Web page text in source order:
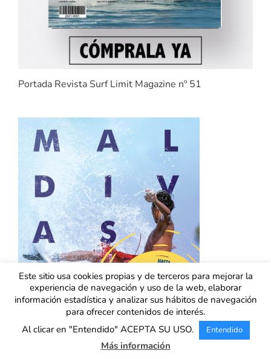
Portada Revista Surf Limit Magazine nº 51
Este sitio usa cookies propias y de terceros para mejorar la
experiencia de navegación y uso de la web, elaborar
información estadística y analizar sus hábitos de navegación
para ofrecer contenidos de interés.
Al clicar en "Entendido" ACEPTA SU USO.
Entendido
Más información